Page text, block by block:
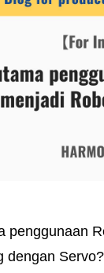
penggunaan
dengan Servo?